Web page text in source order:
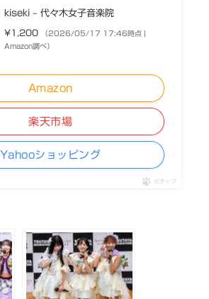
kiseki – 代々木女子音楽院
¥1,200
（2026/05/17 17:46時点 |
Amazon調べ）
Amazon
楽天市場
Yahooショッピング
ポチップ